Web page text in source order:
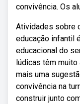
convivência. Os
Atividades sobre
educação infantil
educacional do
lúdicas têm muito
mais uma
convivência na
construir junto